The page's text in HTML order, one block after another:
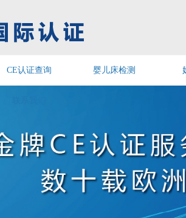
CE认证查询 婴儿床检测